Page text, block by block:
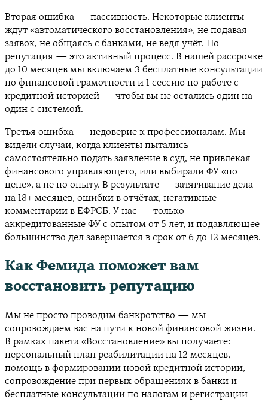
Вторая ошибка — пассивность. Некоторые клиенты
ждут «автоматического восстановления», не подавая
заявок, не общаясь с банками, не ведя учёт. Но
репутация — это активный процесс. В нашей рассрочке
до 10 месяцев мы включаем 3 бесплатные консультации
по финансовой грамотности и 1 сессию по работе с
кредитной историей — чтобы вы не остались один на
один с системой.
Третья ошибка — недоверие к профессионалам. Мы
видели случаи, когда клиенты пытались
самостоятельно подать заявление в суд, не привлекая
финансового управляющего, или выбирали ФУ «по
цене», а не по опыту. В результате — затягивание дела
на 18+ месяцев, ошибки в отчётах, негативные
комментарии в ЕФРСБ. У нас — только
аккредитованные ФУ с опытом от 5 лет, и подавляющее
большинство дел завершается в срок от 6 до 12 месяцев.
Как Фемида поможет вам
восстановить репутацию
Мы не просто проводим банкротство — мы
сопровождаем вас на пути к новой финансовой жизни.
В рамках пакета «Восстановление» вы получаете:
персональный план реабилитации на 12 месяцев,
помощь в формировании новой кредитной истории,
сопровождение при первых обращениях в банки и
бесплатные консультации по налогам и регистрации